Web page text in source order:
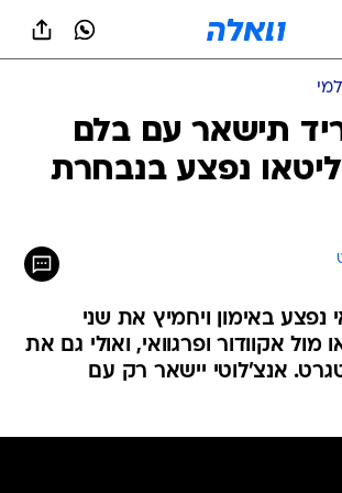
תישאר עם בלם
נפצע בנבחרת
נפצע באימון ויחמיץ את שני
אקוודור ופרגוואי, ואולי גם את
אנצ'לוטי יישאר רק עם